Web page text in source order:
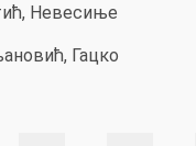
Невесиње
Гацко